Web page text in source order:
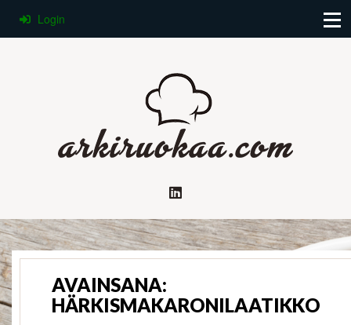
Login
AVAINSANA:
HÄRKISMAKARONILAATIKKO